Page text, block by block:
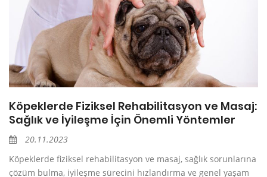
Köpeklerde Fiziksel Rehabilitasyon ve Masaj:
Sağlık ve İyileşme İçin Önemli Yöntemler
20.11.2023
Köpeklerde fiziksel rehabilitasyon ve masaj, sağlık sorunlarına
çözüm bulma, iyileşme sürecini hızlandırma ve genel yaşam